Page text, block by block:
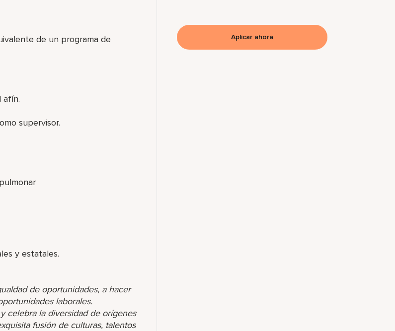
de un programa de
afín.
supervisor.
y estatales.
de oportunidades, a hacer
laborales.
celebra la diversidad de orígenes
fusión de culturas, talentos
Aplicar ahora